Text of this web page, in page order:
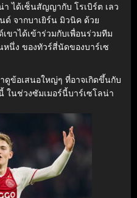
ได้เซ็นสัญญากับ โรเบิร์ต เลว
จากบาเยิร์น มิวนิค ด้วย
าได้เข้าร่วมกับเพื่อนร่วมทีม
หนึ่ง ของทัวร์สี่นัดของบาร์เซ
ข้อเสนอใหญ่ๆ ที่อาจเกิดขึ้นกับ
ในช่วงซัมเมอร์นี้บาร์เซโลน่า